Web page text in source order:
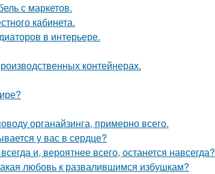
с маркетов.
кабинета.
в интерьере.
контейнерах.
органайзинга, примерно всего.
у вас в сердце?
и, вероятнее всего, останется навсегда?
любовь к развалившимся избушкам?